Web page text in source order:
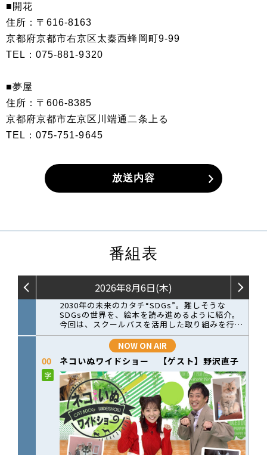
■開花
住所：〒616-8163
京都府京都市右京区太秦西蜂岡町9-99
TEL：075-881-9320
■夢屋
住所：〒606-8385
京都府京都市左京区川端通二条上る
TEL：075-751-9645
放送内容
番組表